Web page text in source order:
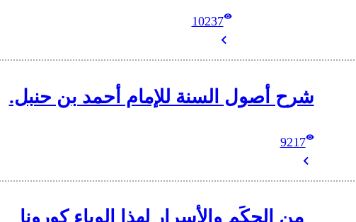
10237
شرح أصول السنة للإمام أحمد بن حنبل.
9217
من الحِكَم والأسرار لهذا الوباء كورونا